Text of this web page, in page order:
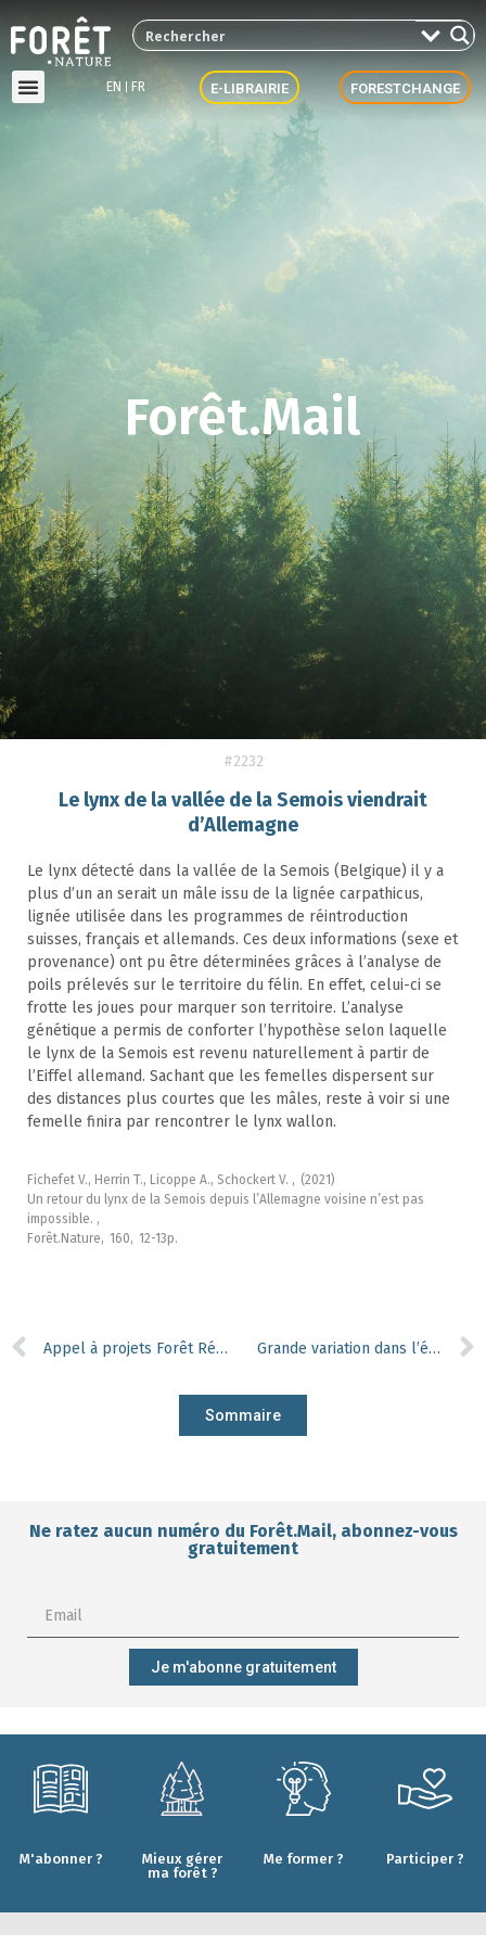
EN FR E-LIBRAIRIE FORESTCHANGE
Forêt.Mail
#2232
Le lynx de la vallée de la Semois viendrait
d’Allemagne
Le lynx détecté dans la vallée de la Semois (Belgique) il y a
plus d’un an serait un mâle issu de la lignée carpathicus,
lignée utilisée dans les programmes de réintroduction
suisses, français et allemands. Ces deux informations (sexe et
provenance) ont pu être déterminées grâces à l’analyse de
poils prélevés sur le territoire du félin. En effet, celui-ci se
frotte les joues pour marquer son territoire. L’analyse
génétique a permis de conforter l’hypothèse selon laquelle
le lynx de la Semois est revenu naturellement à partir de
l’Eiffel allemand. Sachant que les femelles dispersent sur
des distances plus courtes que les mâles, reste à voir si une
femelle finira par rencontrer le lynx wallon.
Fichefet V., Herrin T., Licoppe A., Schockert V. , (2021)
Un retour du lynx de la Semois depuis l’Allemagne voisine n’est pas
impossible. ,
Forêt.Nature, 160, 12-13p.
Appel à projets Forêt Résiliente : plus de 300 propriétaires forestiers privés et publics s’engagent Grande variation dans l’évolution des relations plantes-microorganismes du sol face aux changements climatiques
Sommaire
Ne ratez aucun numéro du Forêt.Mail, abonnez-vous
gratuitement
Je m'abonne gratuitement
M'abonner ?
Mieux gérer
ma forêt ?
Me former ? Participer ?